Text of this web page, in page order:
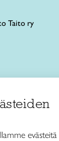
Taito ry
evästeitä